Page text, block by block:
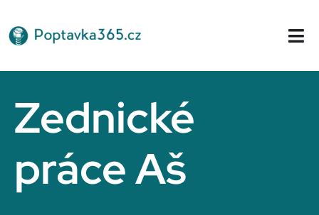
na
obsah
Zednické
práce Aš